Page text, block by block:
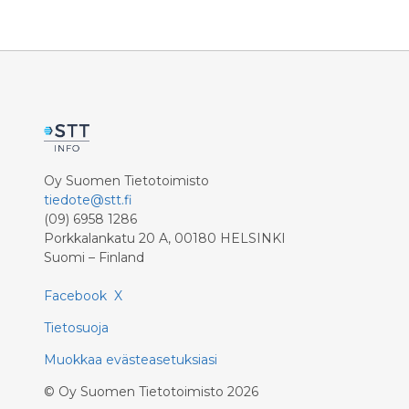
Oy Suomen Tietotoimisto
tiedote@stt.fi
(09) 6958 1286
Porkkalankatu 20 A, 00180 HELSINKI
Suomi – Finland
Facebook X
Tietosuoja
Muokkaa evästeasetuksiasi
© Oy Suomen Tietotoimisto 2026